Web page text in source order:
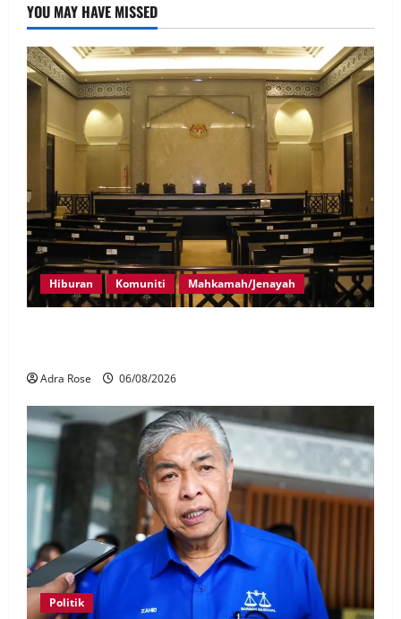
YOU MAY HAVE MISSED
Hiburan Komuniti Mahkamah/Jenayah
Adra Rose 06/08/2026
Politik